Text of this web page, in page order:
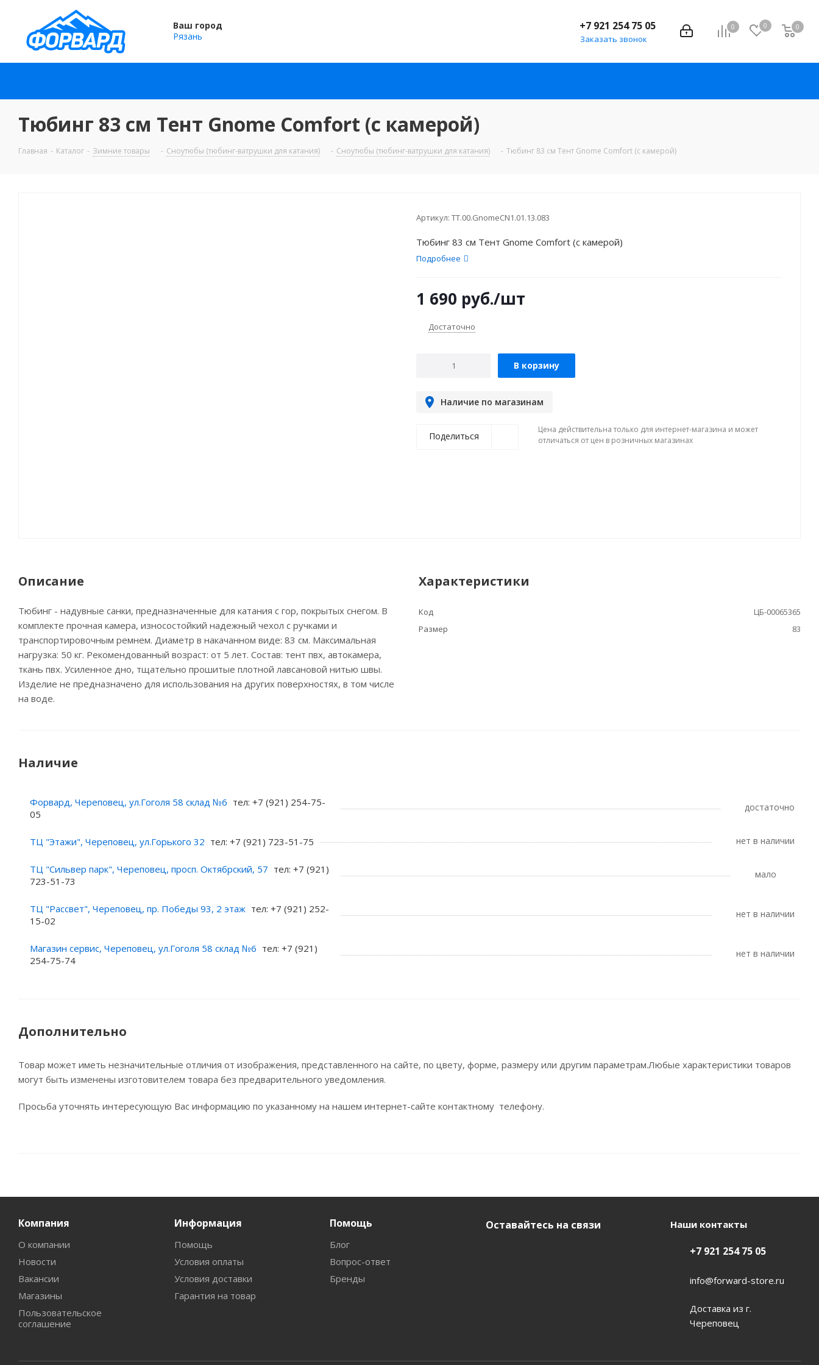
Ваш город
Рязань
0 0 0
+7 921 254 75 05
Заказать звонок
Тюбинг 83 см Тент Gnome Comfort (с камерой)
Главная - Каталог - Зимние товары - Сноутюбы (тюбинг-ватрушки для катания) - Сноутюбы (тюбинг-ватрушки для катания) - Тюбинг 83 см Тент Gnome Comfort (с камерой)
Артикул: TT.00.GnomeCN1.01.13.083
Тюбинг 83 см Тент Gnome Comfort (с камерой)
Подробнее
1 690 руб./шт
Достаточно
В корзину
Наличие по магазинам
Поделиться
Цена действительна только для интернет-магазина и может
отличаться от цен в розничных магазинах
Описание
Тюбинг - надувные санки, предназначенные для катания с гор, покрытых снегом. В
комплекте прочная камера, износостойкий надежный чехол с ручками и
транспортировочным ремнем. Диаметр в накачанном виде: 83 см. Максимальная
нагрузка: 50 кг. Рекомендованный возраст: от 5 лет. Состав: тент пвх, автокамера,
ткань пвх. Усиленное дно, тщательно прошитые плотной лавсановой нитью швы.
Изделие не предназначено для использования на других поверхностях, в том числе
на воде.
Характеристики
Код
ЦБ-00065365
Размер
83
Наличие
Форвард, Череповец, ул.Гоголя 58 склад №6 тел: +7 (921) 254-75-
05
Достаточно
ТЦ "Этажи", Череповец, ул.Горького 32 тел: +7 (921) 723-51-75 Нет в наличии
ТЦ "Сильвер парк", Череповец, просп. Октябрский, 57 тел: +7 (921)
723-51-73
Мало
ТЦ "Рассвет", Череповец, пр. Победы 93, 2 этаж тел: +7 (921) 252-
15-02
Нет в наличии
Магазин сервис, Череповец, ул.Гоголя 58 склад №6 тел: +7 (921)
254-75-74
Нет в наличии
Дополнительно
Товар может иметь незначительные отличия от изображения, представленного на сайте, по цвету, форме, размеру или другим параметрам.Любые характеристики товаров
могут быть изменены изготовителем товара без предварительного уведомления.
Просьба уточнять интересующую Вас информацию по указанному на нашем интернет-сайте контактному телефону.
Компания
О компании
Новости
Вакансии
Магазины
Пользовательское
соглашение
Информация
Помощь
Условия оплаты
Условия доставки
Гарантия на товар
Помощь
Блог
Вопрос-ответ
Бренды
Оставайтесь на связи Наши контакты
+7 921 254 75 05
info@forward-store.ru
Доставка из г.
Череповец